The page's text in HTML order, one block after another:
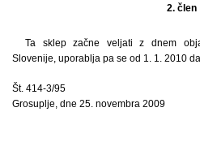
2. člen
Ta sklep začne veljati z dnem
Slovenije, uporablja pa se od 1. 1. 2010
Št. 414-3/95
Grosuplje, dne 25. novembra 2009